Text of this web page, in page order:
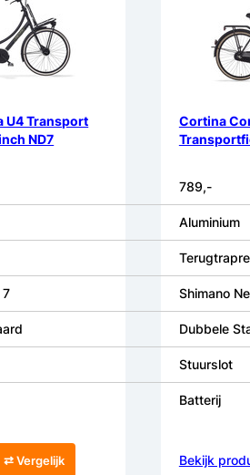
U4 Transport
ND7
7
⇄ Vergelijk
Cortina
789,-
Aluminium
Shimano
Dubbele
Stuurslot
Batterij
Bekijk